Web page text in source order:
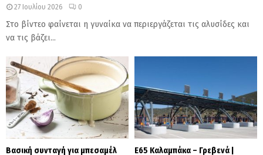
27 Ιουλίου 2026 0
Στο βίντεο φαίνεται η γυναίκα να περιεργάζεται τις αλυσίδες και
να τις βάζει...
Βασική συνταγή για μπεσαμέλ
Ε65 Καλαμπάκα – Γρεβενά |